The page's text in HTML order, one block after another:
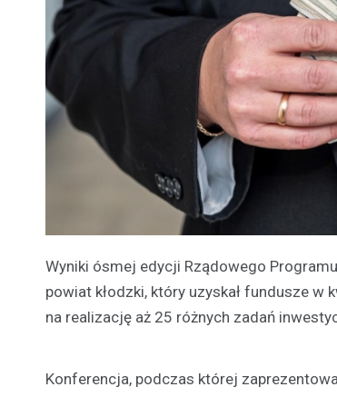
Wyniki ósmej edycji Rządowego
powiat kłodzki, który uzyskał fundusze
na realizację aż 25 różnych zadań
Konferencja, podczas której